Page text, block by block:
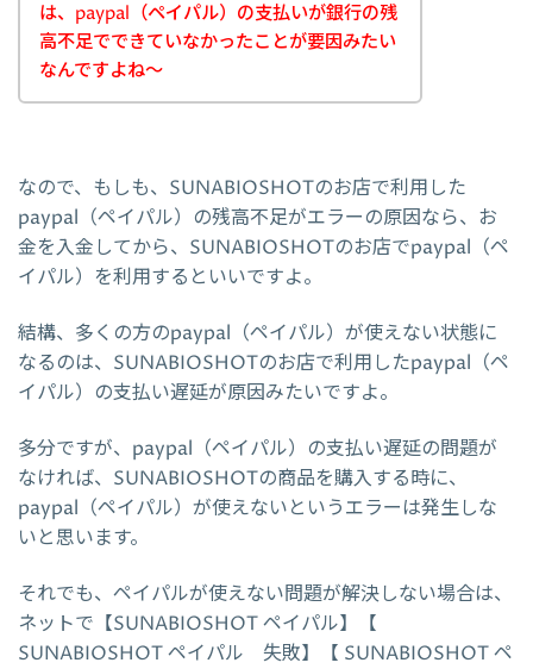
は、paypal（ペイパル）の支払いが銀行の残
高不足でできていなかったことが要因みたい
なんですよね～
なので、もしも、SUNABIOSHOTのお店で利用した
paypal（ペイパル）の残高不足がエラーの原因なら、お
金を入金してから、SUNABIOSHOTのお店でpaypal（ペ
イパル）を利用するといいですよ。
結構、多くの方のpaypal（ペイパル）が使えない状態に
なるのは、SUNABIOSHOTのお店で利用したpaypal（ペ
イパル）の支払い遅延が原因みたいですよ。
多分ですが、paypal（ペイパル）の支払い遅延の問題が
なければ、SUNABIOSHOTの商品を購入する時に、
paypal（ペイパル）が使えないというエラーは発生しな
いと思います。
それでも、ペイパルが使えない問題が解決しない場合は、
ネットで【SUNABIOSHOT ペイパル】【
SUNABIOSHOT ペイパル 失敗】【 SUNABIOSHOT ペ